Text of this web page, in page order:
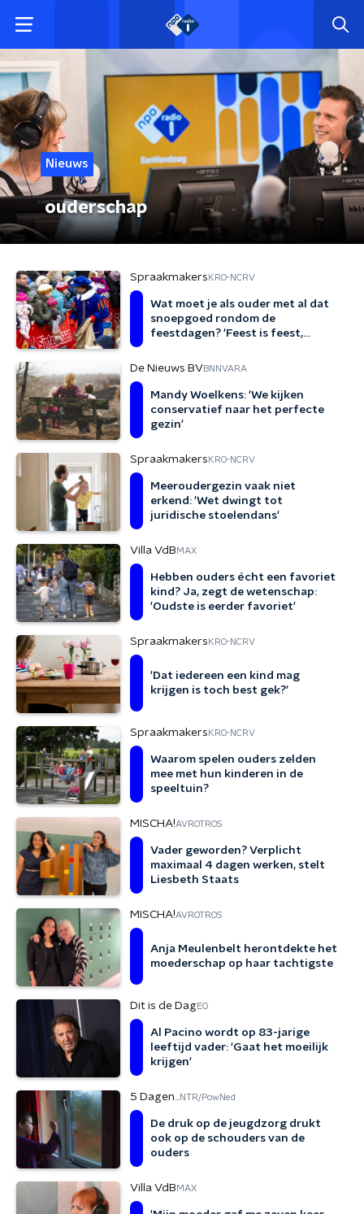
Nieuws
ouderschap
Spraakmakers KRO-NCRV
Wat moet je als ouder met al dat
snoepgoed rondom de
feestdagen? 'Feest is feest,
De Nieuws BVBNNVARA
Mandy Woelkens: 'We kijken
conservatief naar het perfecte
gezin'
Spraakmakers KRO-NCRV
Meeroudergezin vaak niet
erkend: 'Wet dwingt tot
juridische stoelendans'
Villa VdB MAX
Hebben ouders écht een favoriet
kind? Ja, zegt de wetenschap:
'Oudste is eerder favoriet'
Spraakmakers KRO-NCRV
'Dat iedereen een kind mag
krijgen is toch best gek?'
Spraakmakers KRO-NCRV
Waarom spelen ouders zelden
mee met hun kinderen in de
speeltuin?
MISCHA!AVROTROS
Vader geworden? Verplicht
maximaal 4 dagen werken, stelt
Liesbeth Staats
MISCHA!AVROTROS
Anja Meulenbelt herontdekte het
moederschap op haar tachtigste
Dit is de DagEO
Al Pacino wordt op 83-jarige
leeftijd vader: 'Gaat het moeilijk
krijgen'
5 Dagen...NTR/PowNed
De druk op de jeugdzorg drukt
ook op de schouders van de
ouders
Villa VdB MAX